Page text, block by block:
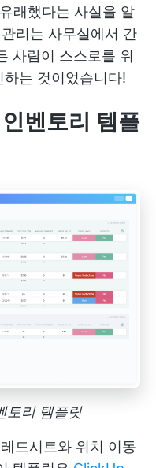
래했다는 사실을 알
리는 사무실에서 간
사람이 스스로를 위
는 것이었습니다!
벤토리 템플
토리 템플릿
드시트와 위치 이동